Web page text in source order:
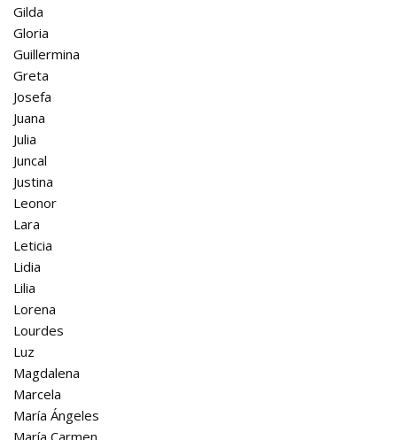
Gilda
Gloria
Guillermina
Greta
Josefa
Juana
Julia
Juncal
Justina
Leonor
Lara
Leticia
Lidia
Lilia
Lorena
Lourdes
Luz
Magdalena
Marcela
María Ángeles
María Carmen